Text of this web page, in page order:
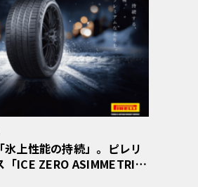
上性能の持続」。ピレリ
ICE ZERO ASIMMETRIC